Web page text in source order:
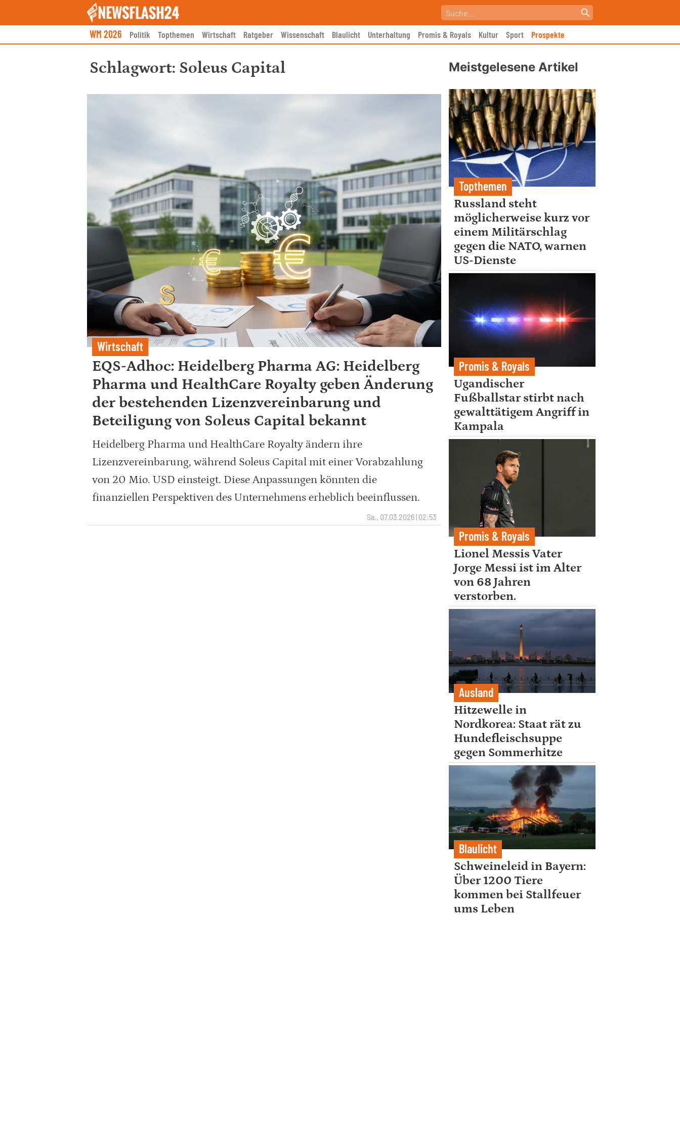
WM 2026 Politik Topthemen Wirtschaft Ratgeber Wissenschaft Blaulicht Unterhaltung Promis & Royals Kultur Sport Prospekte
Schlagwort: Soleus Capital
Wirtschaft
EQS-Adhoc: Heidelberg Pharma AG: Heidelberg
Pharma und HealthCare Royalty geben Änderung
der bestehenden Lizenzvereinbarung und
Beteiligung von Soleus Capital bekannt
Heidelberg Pharma und HealthCare Royalty ändern ihre
Lizenzvereinbarung, während Soleus Capital mit einer Vorabzahlung
von 20 Mio. USD einsteigt. Diese Anpassungen könnten die
finanziellen Perspektiven des Unternehmens erheblich beeinflussen.
Sa., 07.03.2026 | 02:53
Meistgelesene Artikel
Topthemen
Russland steht
möglicherweise kurz vor
einem Militärschlag
gegen die NATO, warnen
US-Dienste
Promis & Royals
Ugandischer
Fußballstar stirbt nach
gewalttätigem Angriff in
Kampala
Promis & Royals
Lionel Messis Vater
Jorge Messi ist im Alter
von 68 Jahren
verstorben.
Ausland
Hitzewelle in
Nordkorea: Staat rät zu
Hundefleischsuppe
gegen Sommerhitze
Blaulicht
Schweineleid in Bayern:
Über 1200 Tiere
kommen bei Stallfeuer
ums Leben